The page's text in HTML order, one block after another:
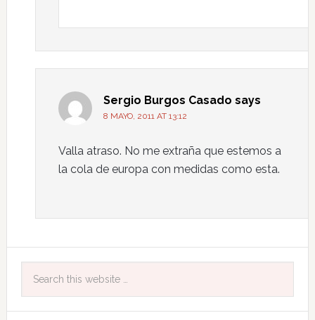
Sergio Burgos Casado says
8 MAYO, 2011 AT 13:12
Valla atraso. No me extraña que estemos a
la cola de europa con medidas como esta.